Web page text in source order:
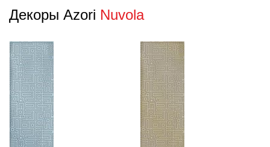
Декоры Azori Nuvola